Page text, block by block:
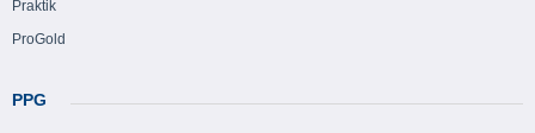
Praktik
ProGold
PPG